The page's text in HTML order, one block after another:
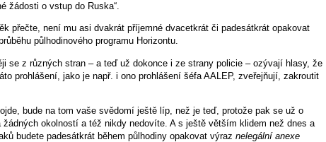
žádosti o vstup do Ruska“.
přečte, není mu asi dvakrát příjemné dvacetkrát či padesátkrát opakovat
půlhodinového programu Horizontu.
se z různých stran – a teď už dokonce i ze strany policie – ozývají hlasy, že
prohlášení, jako je např. i ono prohlášení šéfa AALEP, zveřejňují, zakroutit
bude na tom vaše svědomí ještě líp, než je teď, protože pak se už o
okolností a též nikdy nedovíte. A s ještě větším klidem než dnes a
budete padesátkrát během půlhodiny opakovat výraz nelegální anexe